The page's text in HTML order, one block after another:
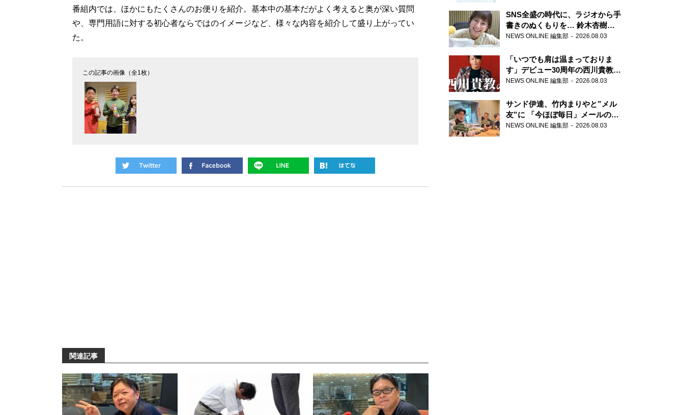
番組内では、ほかにもたくさんのお便りを紹介。基本中の基本だがよく考えると奥が深い質問
や、専門用語に対する初心者ならではのイメージなど、様々な内容を紹介して盛り上がってい
た。
この記事の画像（全1枚）
関連記事
SNS全盛の時代に、ラジオから手
書きのぬくもりを… 鈴木杏樹の
直筆はがきが届く！
郵便局
NEWS ONLINE 編集部 2026.08.03
「いつでも肩は温まっておりま
す」デビュー30周年の西川貴教が
『オールナイトニッポン』に登
NEWS ONLINE 編集部 2026.08.03
サンド伊達、竹内まりやと”メル
友”に 「今ほぼ毎日」メールのや
り取り明かす
NEWS ONLINE 編集部 2026.08.03